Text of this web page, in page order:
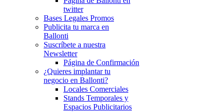
twitter
Bases Legales Promos
Publicita tu marca en
Ballonti
Suscríbete a nuestra
Newsletter
Página de Confirmación
¿Quieres implantar tu
negocio en Ballonti?
Locales Comerciales
Stands Temporales y
Espacios Publicitarios